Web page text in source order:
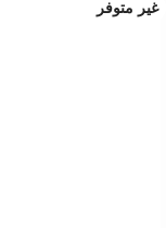
غير متوفر